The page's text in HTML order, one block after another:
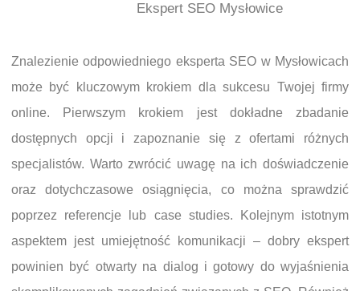
Ekspert SEO Mysłowice
Znalezienie odpowiedniego eksperta SEO w Mysłowicach
może być kluczowym krokiem dla sukcesu Twojej firmy
online. Pierwszym krokiem jest dokładne zbadanie
dostępnych opcji i zapoznanie się z ofertami różnych
specjalistów. Warto zwrócić uwagę na ich doświadczenie
oraz dotychczasowe osiągnięcia, co można sprawdzić
poprzez referencje lub case studies. Kolejnym istotnym
aspektem jest umiejętność komunikacji – dobry ekspert
powinien być otwarty na dialog i gotowy do wyjaśnienia